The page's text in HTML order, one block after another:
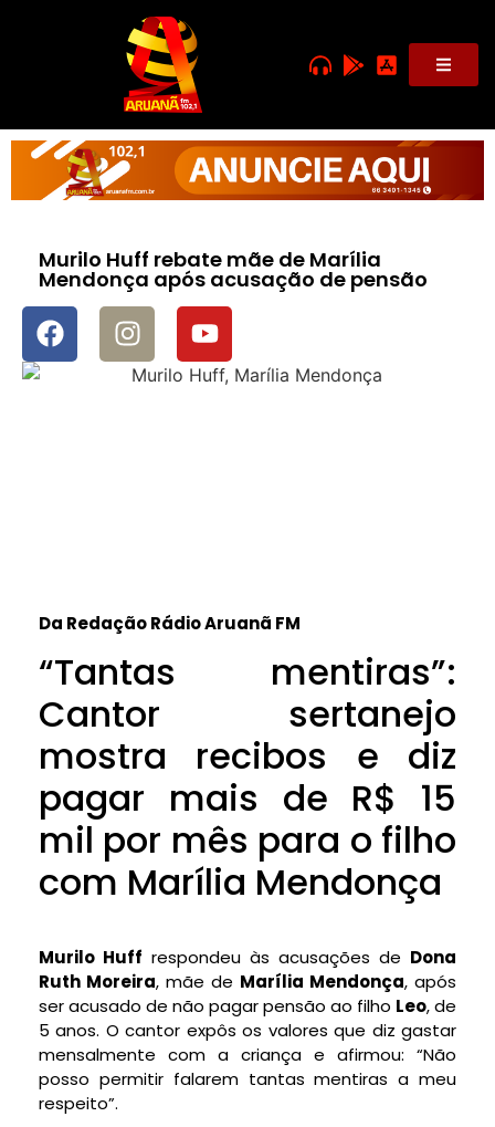
Murilo Huff rebate mãe de Marília
Mendonça após acusação de pensão
Da Redação Rádio Aruanã FM
“Tantas mentiras”:
Cantor sertanejo
mostra recibos e diz
pagar mais de R$ 15
mil por mês para o filho
com Marília Mendonça
Murilo Huff respondeu às acusações de Dona
Ruth Moreira, mãe de Marília Mendonça, após
ser acusado de não pagar pensão ao filho Leo, de
5 anos. O cantor expôs os valores que diz gastar
mensalmente com a criança e afirmou: “Não
posso permitir falarem tantas mentiras a meu
respeito”.